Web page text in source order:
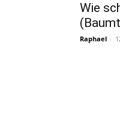
Wie
Raphael -